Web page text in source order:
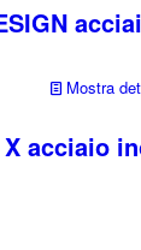
Mostra
acciaio